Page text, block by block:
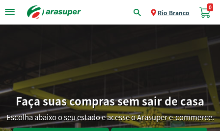
Rio Branco
0
Faça suas compras sem sair de casa
Escolha abaixo o seu estado e acesse o Arasuper e-commerce.